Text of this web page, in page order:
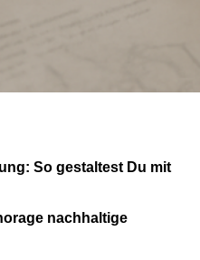
So gestaltest Du mit
nachhaltige